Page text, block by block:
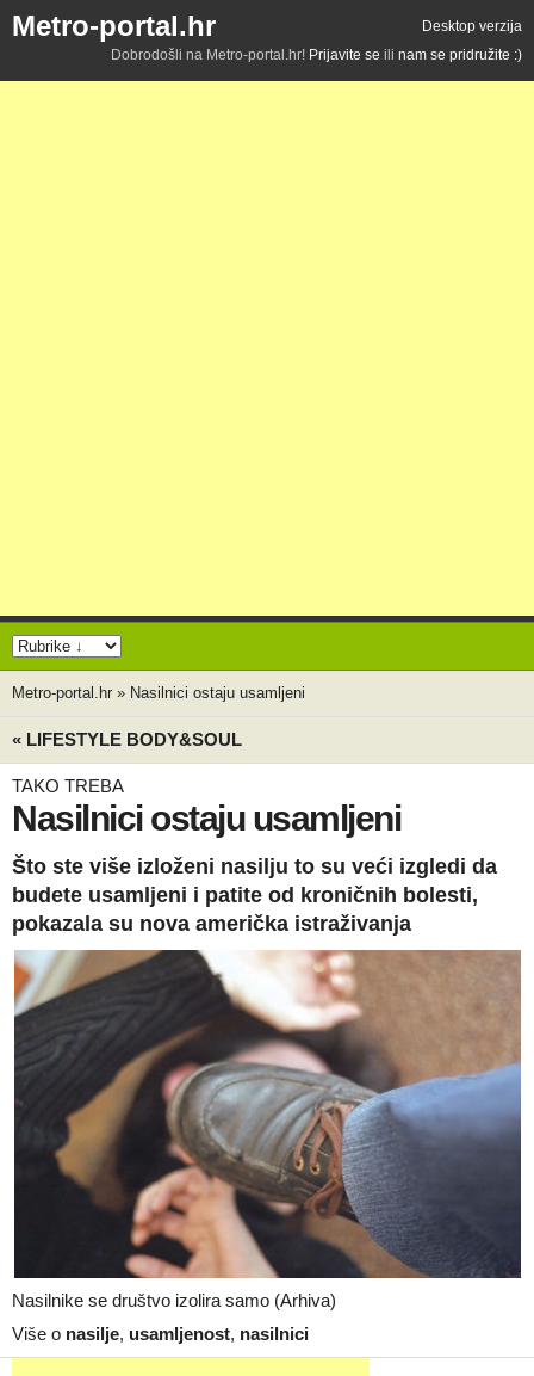
Metro-portal.hr
Desktop verzija
Dobrodošli na Metro-portal.hr! Prijavite se ili nam se pridružite :)
Metro-portal.hr » Nasilnici ostaju usamljeni
« LIFESTYLE BODY&SOUL
TAKO TREBA
Nasilnici ostaju usamljeni
Što ste više izloženi nasilju to su veći izgledi da
budete usamljeni i patite od kroničnih bolesti,
pokazala su nova američka istraživanja
Nasilnike se društvo izolira samo (Arhiva)
Više o nasilje, usamljenost, nasilnici